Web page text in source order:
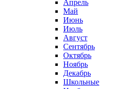
Апрель
Май
Июнь
Июль
Август
Сентябрь
Октябрь
Ноябрь
Декабрь
Школьные